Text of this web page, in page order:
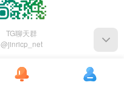
TG聊天群
@jinricp_net